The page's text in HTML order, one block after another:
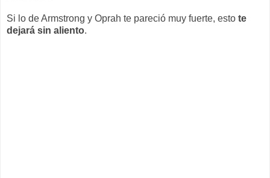
Si lo de Armstrong y Oprah te pareció muy fuerte, esto te
dejará sin aliento.